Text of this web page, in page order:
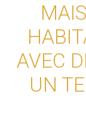
AVEC
UN